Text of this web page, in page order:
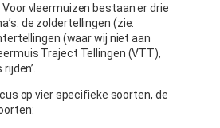
vleermuizen bestaan er drie
de zoldertellingen (zie:
(waar wij niet aan
Traject Tellingen (VTT),
op vier specifieke soorten, de